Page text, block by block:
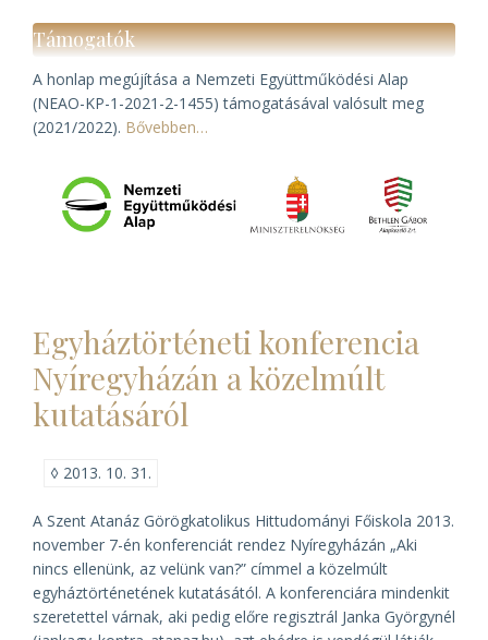
Támogatók
A honlap megújítása a Nemzeti Együttműködési Alap
(NEAO-KP-1-2021-2-1455) támogatásával valósult meg
(2021/2022). Bővebben…
Egyháztörténeti konferencia
Nyíregyházán a közelmúlt
kutatásáról
◊ 2013. 10. 31.
A Szent Atanáz Görögkatolikus Hittudományi Főiskola 2013.
november 7-én konferenciát rendez Nyíregyházán „Aki
nincs ellenünk, az velünk van?” címmel a közelmúlt
egyháztörténetének kutatásától. A konferenciára mindenkit
szeretettel várnak, aki pedig előre regisztrál Janka Györgynél